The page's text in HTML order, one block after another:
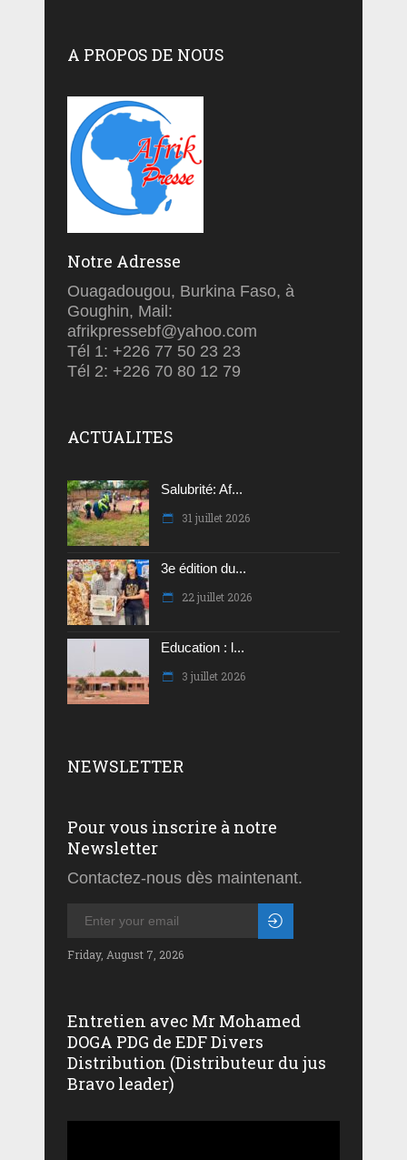
A PROPOS DE NOUS
Notre Adresse
Ouagadougou, Burkina Faso, à
Goughin, Mail:
afrikpressebf@yahoo.com
Tél 1: +226 77 50 23 23
Tél 2: +226 70 80 12 79
ACTUALITES
Salubrité: Af...
31 juillet 2026
3e édition du...
22 juillet 2026
Education : l...
3 juillet 2026
NEWSLETTER
Pour vous inscrire à notre
Newsletter
Contactez-nous dès maintenant.
Friday, August 7, 2026
Entretien avec Mr Mohamed
DOGA PDG de EDF Divers
Distribution (Distributeur du jus
Bravo leader)